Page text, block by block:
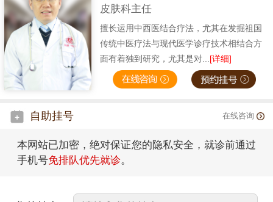
皮肤科主任
擅长运用中西医结合疗法，尤其在发掘祖国
传统中医疗法与现代医学诊疗技术相结合方
面有着独到研究，尤其是对...[详细]
自助挂号 在线咨询
本网站已加密，绝对保证您的隐私安全，就诊前通过
手机号免排队优先就诊。